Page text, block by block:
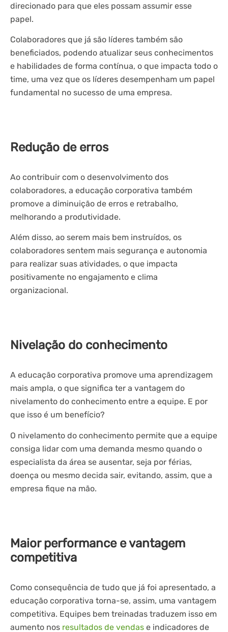
direcionado para que eles possam assumir esse
papel.
Colaboradores que já são líderes também são
beneficiados, podendo atualizar seus conhecimentos
e habilidades de forma contínua, o que impacta todo o
time, uma vez que os líderes desempenham um papel
fundamental no sucesso de uma empresa.
Redução de erros
Ao contribuir com o desenvolvimento dos
colaboradores, a educação corporativa também
promove a diminuição de erros e retrabalho,
melhorando a produtividade.
Além disso, ao serem mais bem instruídos, os
colaboradores sentem mais segurança e autonomia
para realizar suas atividades, o que impacta
positivamente no engajamento e clima
organizacional.
Nivelação do conhecimento
A educação corporativa promove uma aprendizagem
mais ampla, o que significa ter a vantagem do
nivelamento do conhecimento entre a equipe. E por
que isso é um benefício?
O nivelamento do conhecimento permite que a equipe
consiga lidar com uma demanda mesmo quando o
especialista da área se ausentar, seja por férias,
doença ou mesmo decida sair, evitando, assim, que a
empresa fique na mão.
Maior performance e vantagem
competitiva
Como consequência de tudo que já foi apresentado, a
educação corporativa torna-se, assim, uma vantagem
competitiva. Equipes bem treinadas traduzem isso em
aumento nos resultados de vendas e indicadores de